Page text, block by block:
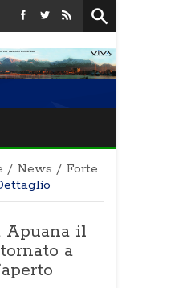
/ News / Forte
il
a